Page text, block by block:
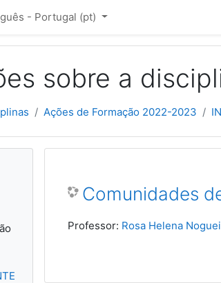
- Portugal ‎(pt)‎
sobre a
Ações de Formação 2022-2023
Comunidades
Professor: Rosa Helena